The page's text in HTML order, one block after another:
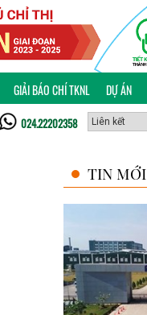
GIẢI BÁO CHÍ TKNL DỰ ÁN
024.22202358
TIN MỚI